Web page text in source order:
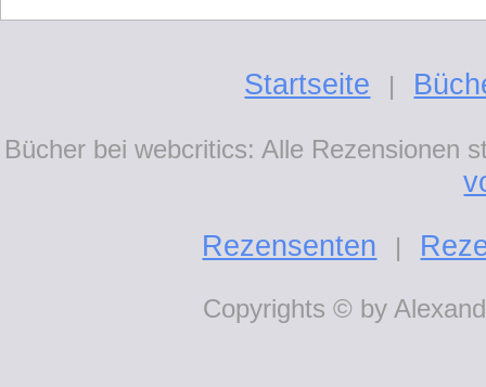
Startseite |
Bücher bei webcritics: Alle Rezensionen
Rezensenten
|
Copyrights © by